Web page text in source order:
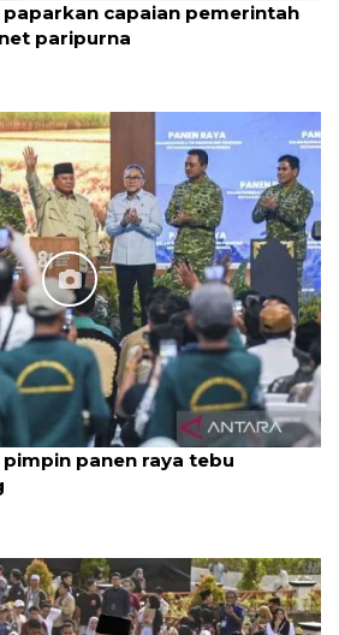
capaian pemerintah
paripurna
panen raya tebu